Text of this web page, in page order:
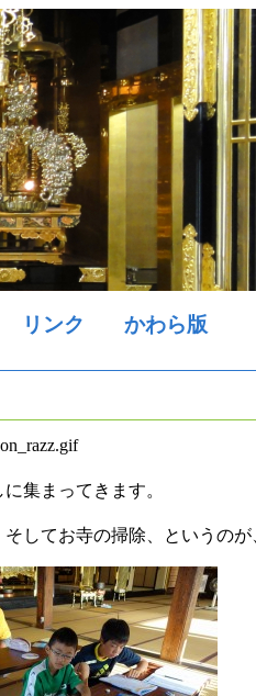
リンク かわら版
集まってきます。
してお寺の掃除、というの